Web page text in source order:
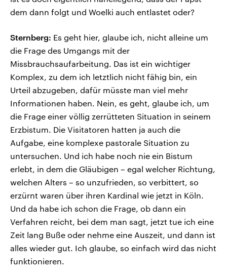
dem dann folgt und Woelki auch entlastet oder?
Sternberg: Es geht hier, glaube ich, nicht alleine um
die Frage des Umgangs mit der
Missbrauchsaufarbeitung. Das ist ein wichtiger
Komplex, zu dem ich letztlich nicht fähig bin, ein
Urteil abzugeben, dafür müsste man viel mehr
Informationen haben. Nein, es geht, glaube ich, um
die Frage einer völlig zerrütteten Situation in seinem
Erzbistum. Die Visitatoren hatten ja auch die
Aufgabe, eine komplexe pastorale Situation zu
untersuchen. Und ich habe noch nie ein Bistum
erlebt, in dem die Gläubigen – egal welcher Richtung,
welchen Alters – so unzufrieden, so verbittert, so
erzürnt waren über ihren Kardinal wie jetzt in Köln.
Und da habe ich schon die Frage, ob dann ein
Verfahren reicht, bei dem man sagt, jetzt tue ich eine
Zeit lang Buße oder nehme eine Auszeit, und dann ist
alles wieder gut. Ich glaube, so einfach wird das nicht
funktionieren.